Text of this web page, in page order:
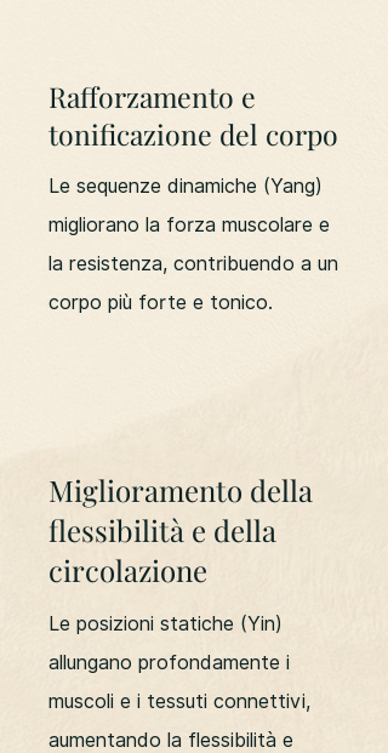
Rafforzamento e
tonificazione del corpo
Le sequenze dinamiche (Yang)
migliorano la forza muscolare e
la resistenza, contribuendo a un
corpo più forte e tonico.
Miglioramento della
flessibilità e della
circolazione
Le posizioni statiche (Yin)
allungano profondamente i
muscoli e i tessuti connettivi,
aumentando la flessibilità e